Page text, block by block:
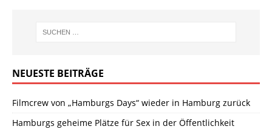
NEUESTE BEITRÄGE
Filmcrew von „Hamburgs Days“ wieder in Hamburg zurück
Hamburgs geheime Plätze für Sex in der Öffentlichkeit